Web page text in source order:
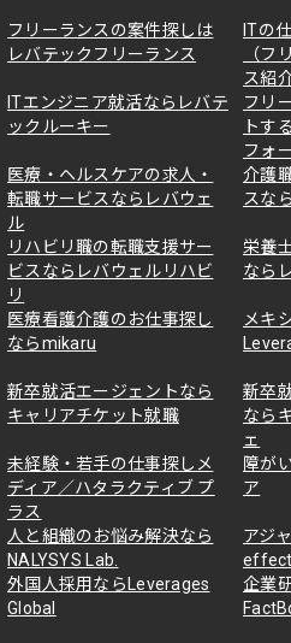
フリーランスの案件探しは
レバテックフリーランス
ITの
（フ
ス紹
ITエンジニア就活ならレバテ
ックルーキー
フリ
トす
フォ
医療・ヘルスケアの求人・
転職サービスならレバウェ
ル
介護
スな
リハビリ職の転職支援サー
ビスならレバウェルリハビ
リ
栄養
なら
医療看護介護のお仕事探し
ならmikaru
メキ
新卒就活エージェントなら
キャリアチケット就職
新卒
なら
ェ
未経験・若手の仕事探しメ
ディア／ハタラクティブ プ
ラス
障が
ア
人と組織のお悩み解決なら
NALYSYS Lab.
アジ
外国人採用ならLeverages
Global
企業